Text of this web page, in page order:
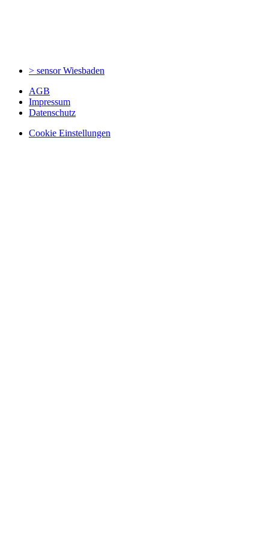
> sensorWiesbaden
AGB
Impressum
Datenschutz
Cookie Einstellungen